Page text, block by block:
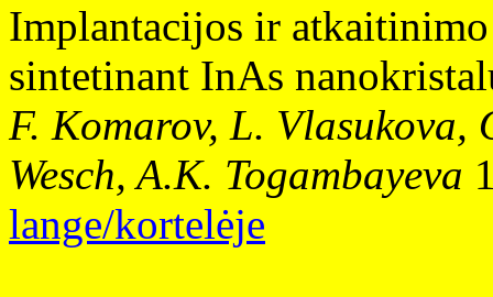
Implantacijos ir
sintetinant InAs
F. Komarov, L. Vlasukova,
Wesch, A.K. Togambayeva
lange/kortelėje